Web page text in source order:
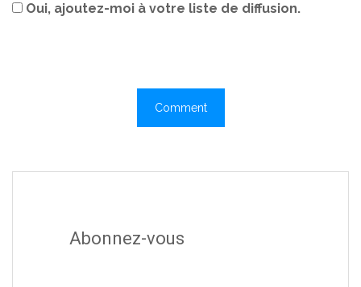
Oui, ajoutez-moi à votre liste de diffusion.
Abonnez-vous